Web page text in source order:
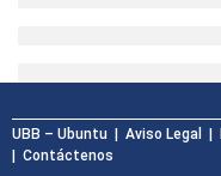
UBB – Ubuntu | Aviso Legal |
Contáctenos